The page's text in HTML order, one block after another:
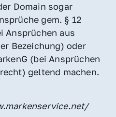
Domain sogar
gem. § 12
Ansprüchen aus
Bezeichung) oder
(bei Ansprüchen
geltend machen.